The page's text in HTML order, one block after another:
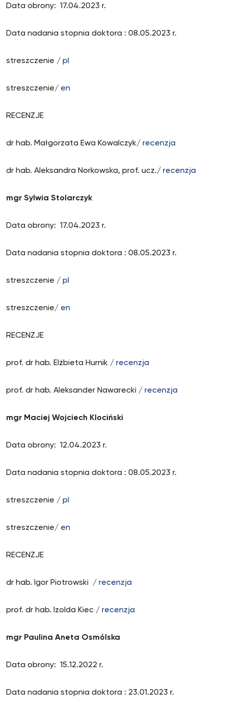
Data obrony: 17.04.2023 r.
Data nadania stopnia doktora : 08.05.2023 r.
streszczenie / pl
streszczenie/ en
RECENZJE
dr hab. Małgorzata Ewa Kowalczyk/ recenzja
dr hab. Aleksandra Norkowska, prof. ucz./ recenzja
mgr Sylwia Stolarczyk
Data obrony: 17.04.2023 r.
Data nadania stopnia doktora : 08.05.2023 r.
streszczenie / pl
streszczenie/ en
RECENZJE
prof. dr hab. Elżbieta Hurnik / recenzja
prof. dr hab. Aleksander Nawarecki / recenzja
mgr Maciej Wojciech Klociński
Data obrony: 12.04.2023 r.
Data nadania stopnia doktora : 08.05.2023 r.
streszczenie / pl
streszczenie/ en
RECENZJE
dr hab. Igor Piotrowski / recenzja
prof. dr hab. Izolda Kiec / recenzja
mgr Paulina Aneta Osmólska
Data obrony: 15.12.2022 r.
Data nadania stopnia doktora : 23.01.2023 r.